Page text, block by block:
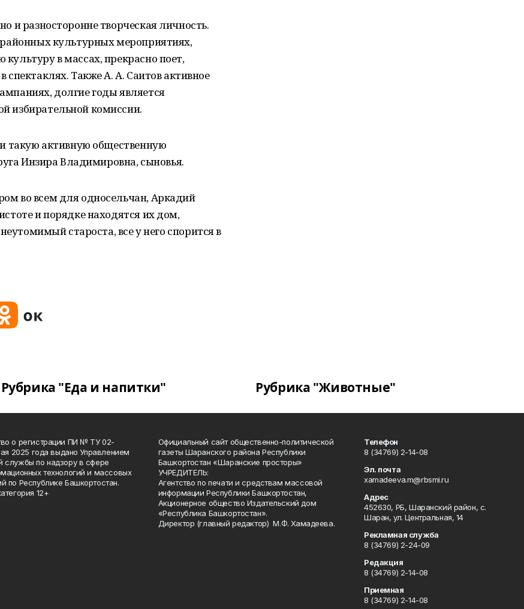
и разносторонне творческая личность.
культурных мероприятиях,
в массах, прекрасно поет,
спектаклях. Также А. А. Саитов активное
долгие годы является
избирательной комиссии.
такую активную общественную
Инзира Владимировна, сыновья.
во всем для односельчан, Аркадий
и порядке находятся их дом,
староста, все у него спорится в
Рубрика "Еда и напитки" Рубрика "Животные"
о регистрации ПИ № ТУ 02-
2025 года выдано Управлением
службы по надзору в сфере
технологий и массовых
по Республике Башкортостан.
12+
Официальный сайт общественно-политической
газеты Шаранского района Республики
Башкортостан «Шаранские просторы»
УЧРЕДИТЕЛЬ:
Агентство по печати и средствам массовой
информации Республики Башкортостан,
Акционерное общество Издательский дом
«Республика Башкортостан».
Директор (главный редактор) М.Ф. Хамадеева.
Телефон
8 (34769) 2-14-08
Эл. почта
xamadeeva.m@rbsmi.ru
Адрес
452630, РБ, Шаранский район, с.
Шаран, ул. Центральная, 14
Рекламная служба
8 (34769) 2-24-09
Редакция
8 (34769) 2-14-08
Приемная
8 (34769) 2-14-08